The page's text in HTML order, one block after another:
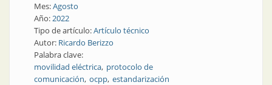
Mes:Agosto
Año:2022
Tipo de artículo:Artículo técnico
Autor: Ricardo Berizzo
Palabra clave:
movilidad eléctrica protocolo de
comunicación ocpp estandarización